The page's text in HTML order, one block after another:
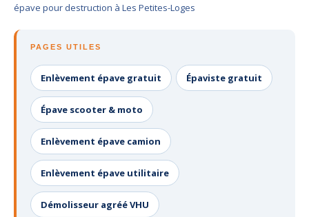
épave pour destruction à Les Petites-Loges
PAGES UTILES
Enlèvement épave gratuit Épaviste gratuit
Épave scooter & moto
Enlèvement épave camion
Enlèvement épave utilitaire
Démolisseur agréé VHU